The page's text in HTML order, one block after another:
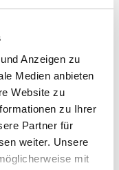
Anzeigen zu
Medien anbieten
Website zu
zu Ihrer
Partner für
weiter. Unsere
mit
Agreements
, bzw.
Eigentum.
den Räumen
den Betrieb